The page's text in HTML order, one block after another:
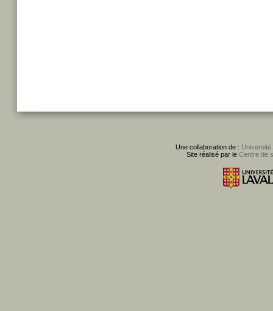
Une collaboration de : Université
Site réalisé par le Centre de